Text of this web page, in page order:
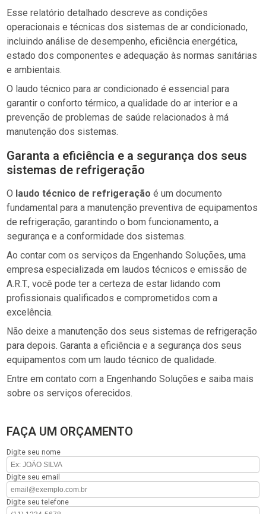
Esse relatório detalhado descreve as condições
operacionais e técnicas dos sistemas de ar condicionado,
incluindo análise de desempenho, eficiência energética,
estado dos componentes e adequação às normas sanitárias
e ambientais.
O laudo técnico para ar condicionado é essencial para
garantir o conforto térmico, a qualidade do ar interior e a
prevenção de problemas de saúde relacionados à má
manutenção dos sistemas.
Garanta a eficiência e a segurança dos seus
sistemas de refrigeração
O laudo técnico de refrigeração é um documento
fundamental para a manutenção preventiva de equipamentos
de refrigeração, garantindo o bom funcionamento, a
segurança e a conformidade dos sistemas.
Ao contar com os serviços da Engenhando Soluções, uma
empresa especializada em laudos técnicos e emissão de
A.R.T., você pode ter a certeza de estar lidando com
profissionais qualificados e comprometidos com a
excelência.
Não deixe a manutenção dos seus sistemas de refrigeração
para depois. Garanta a eficiência e a segurança dos seus
equipamentos com um laudo técnico de qualidade.
Entre em contato com a Engenhando Soluções e saiba mais
sobre os serviços oferecidos.
FAÇA UM ORÇAMENTO
Digite seu nome
Digite seu email
Digite seu telefone